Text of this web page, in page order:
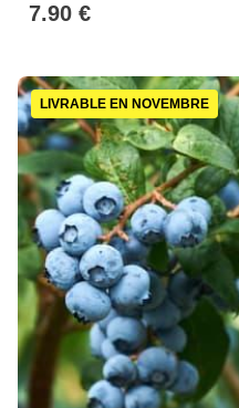
7.90 €
LIVRABLE EN NOVEMBRE